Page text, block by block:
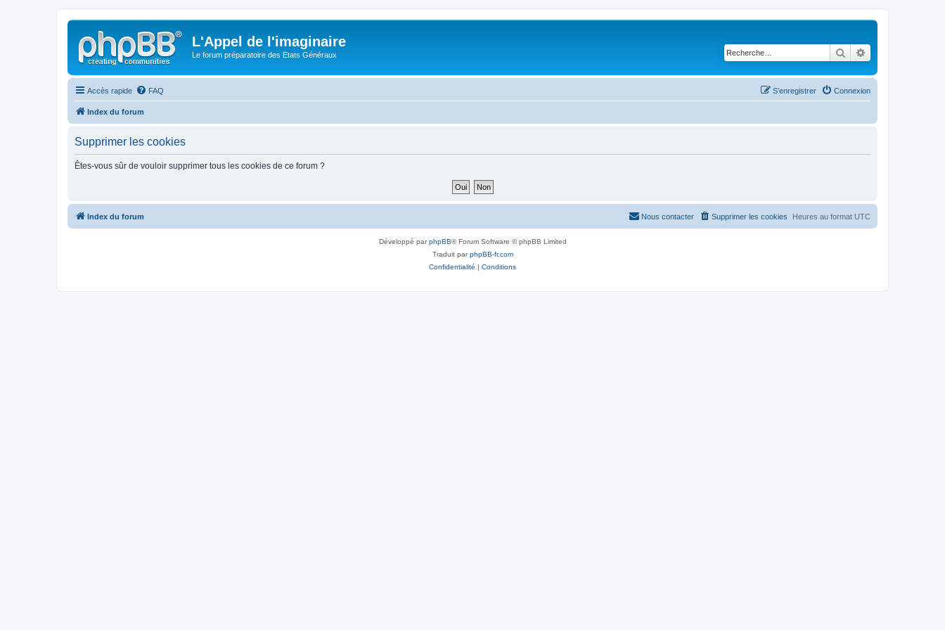
L'Appel de l'imaginaire
Le forum préparatoire des Etats Généraux Rechercher
Accès rapide FAQ Connexion
S’enregistrer
Index du forum
Supprimer les cookies
Êtes-vous sûr de vouloir supprimer tous les cookies de ce forum ?
Index du forum Heures au format UTC
Supprimer les cookies
Nous contacter
Développé parphpBB® Forum Software © phpBB Limited
Traduit parphpBB-fr.com
Confidentialité | Conditions